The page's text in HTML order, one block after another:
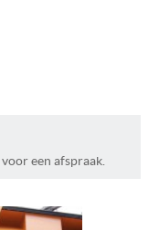
voor een afspraak.